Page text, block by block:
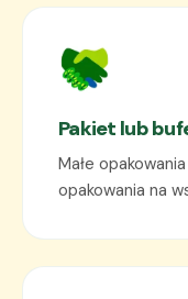
Pakiet lub
Małe
opakowania na